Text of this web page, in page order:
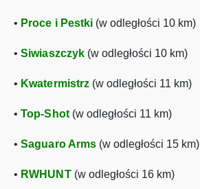
• Proce i Pestki (w odległości 10 km)
• Siwiaszczyk (w odległości 10 km)
• Kwatermistrz (w odległości 11 km)
• Top-Shot(w odległości 11 km)
• Saguaro Arms (w odległości 15 km)
• RWHUNT(w odległości 16 km)